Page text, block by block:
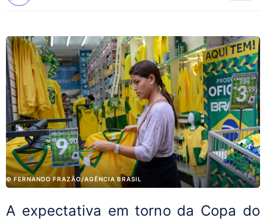
© FERNANDO FRAZÃO/AGÊNCIA BRASIL
A expectativa em torno da Copa do